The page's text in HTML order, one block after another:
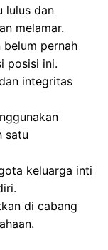
lulus dan
melamar.
belum pernah
posisi ini.
integritas
satu
keluarga inti
di cabang